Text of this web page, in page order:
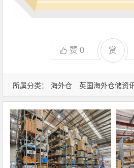
所属分类： 海外仓 英国海外仓储资
赞0 赏